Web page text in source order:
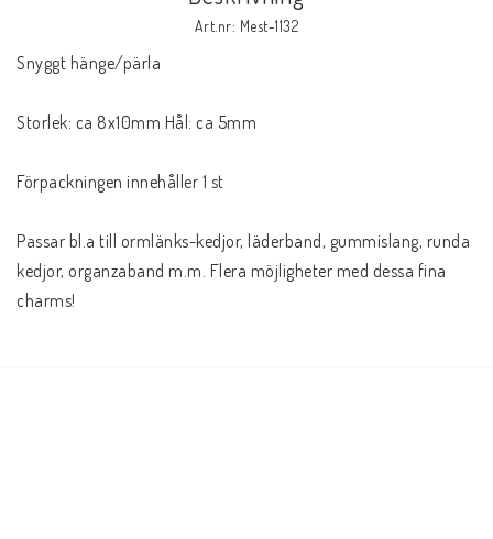
Art.nr: Mest-1132
Snyggt hänge/pärla
Storlek: ca 8x10mm Hål: ca 5mm
Förpackningen innehåller 1 st
Passar bl.a till ormlänks-kedjor, läderband, gummislang, runda
kedjor, organzaband m.m. Flera möjligheter med dessa fina
charms!